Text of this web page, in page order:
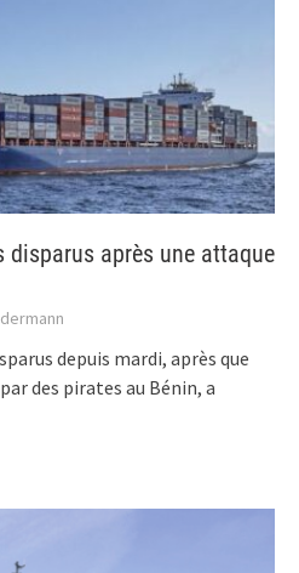
disparus après une attaque
depuis mardi, après que
des pirates au Bénin, a